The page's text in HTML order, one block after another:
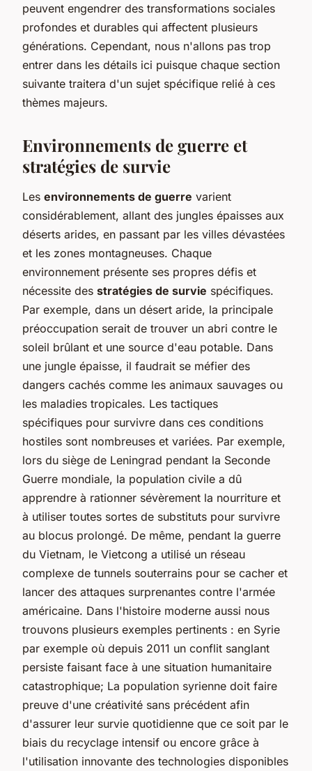
peuvent engendrer des transformations sociales
profondes et durables qui affectent plusieurs
générations. Cependant, nous n'allons pas trop
entrer dans les détails ici puisque chaque section
suivante traitera d'un sujet spécifique relié à ces
thèmes majeurs.
Environnements de guerre et
stratégies de survie
Les environnements de guerre varient
considérablement, allant des jungles épaisses aux
déserts arides, en passant par les villes dévastées
et les zones montagneuses. Chaque
environnement présente ses propres défis et
nécessite des stratégies de survie spécifiques.
Par exemple, dans un désert aride, la principale
préoccupation serait de trouver un abri contre le
soleil brûlant et une source d'eau potable. Dans
une jungle épaisse, il faudrait se méfier des
dangers cachés comme les animaux sauvages ou
les maladies tropicales. Les tactiques
spécifiques pour survivre dans ces conditions
hostiles sont nombreuses et variées. Par exemple,
lors du siège de Leningrad pendant la Seconde
Guerre mondiale, la population civile a dû
apprendre à rationner sévèrement la nourriture et
à utiliser toutes sortes de substituts pour survivre
au blocus prolongé. De même, pendant la guerre
du Vietnam, le Vietcong a utilisé un réseau
complexe de tunnels souterrains pour se cacher et
lancer des attaques surprenantes contre l'armée
américaine. Dans l'histoire moderne aussi nous
trouvons plusieurs exemples pertinents : en Syrie
par exemple où depuis 2011 un conflit sanglant
persiste faisant face à une situation humanitaire
catastrophique; La population syrienne doit faire
preuve d'une créativité sans précédent afin
d'assurer leur survie quotidienne que ce soit par le
biais du recyclage intensif ou encore grâce à
l'utilisation innovante des technologies disponibles